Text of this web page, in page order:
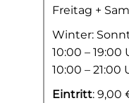
Freitag +
Winter:
10:00 – 19:00
10:00 – 21:00
Eintritt: 9,00